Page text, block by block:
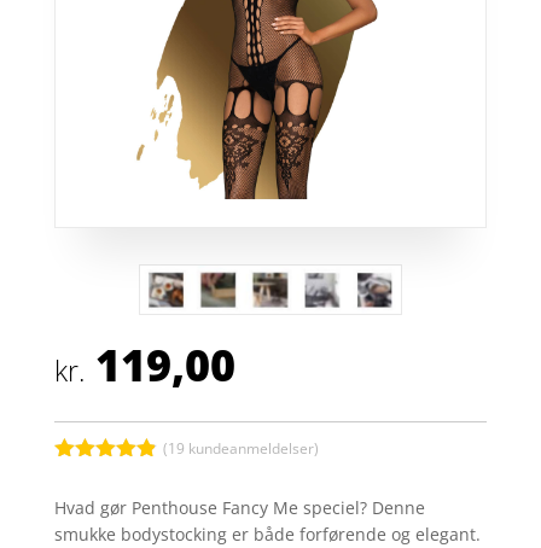
kr. 119,00
ud af 5
baseret på
(19 kundeanmeldelser)
Hvad gør Penthouse Fancy Me speciel? Denne
smukke bodystocking er både forførende og elegant.